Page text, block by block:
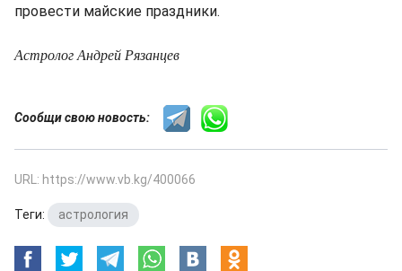
провести майские праздники.
Астролог Андрей Рязанцев
Сообщи свою новость:
URL: https://www.vb.kg/400066
Теги: астрология